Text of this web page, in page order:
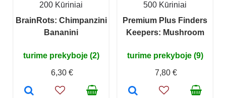
200 Kūriniai
BrainRots: Chimpanzini
Bananini
turime prekyboje (2)
6,30 €
500 Kūriniai
Premium Plus Finders
Keepers: Mushroom
turime prekyboje (9)
7,80 €